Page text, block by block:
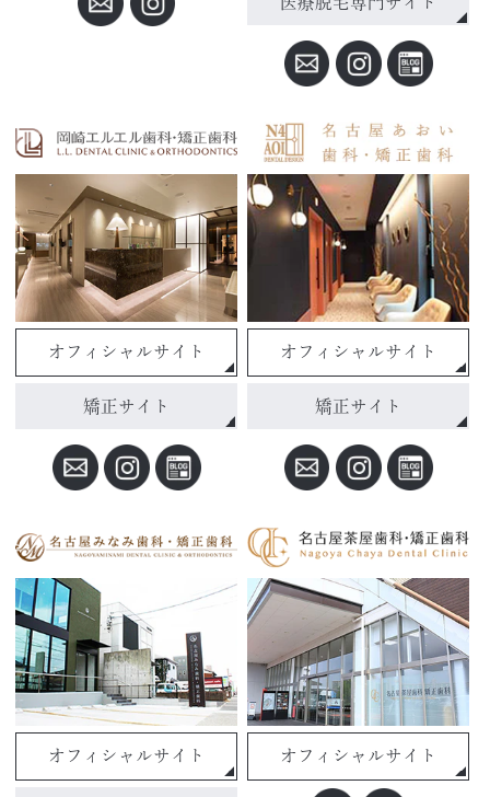
オフィシャルサイト
矯正サイト
オフィシャルサイト
矯正サイト
オフィシャルサイト オフィシャルサイト